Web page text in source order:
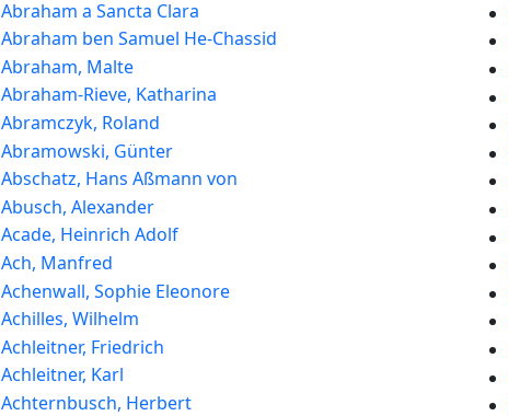
Abraham a Sancta Clara
Abraham ben Samuel He-Chassid
Abraham, Malte
Abraham-Rieve, Katharina
Abramczyk, Roland
Abramowski, Günter
Abschatz, Hans Aßmann von
Abusch, Alexander
Acade, Heinrich Adolf
Ach, Manfred
Achenwall, Sophie Eleonore
Achilles, Wilhelm
Achleitner, Friedrich
Achleitner, Karl
Achternbusch, Herbert